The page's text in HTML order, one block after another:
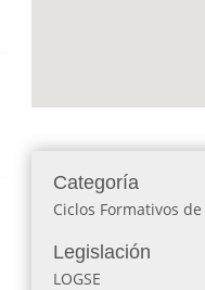
Categoría
Ciclos Formativos
Legislación
LOGSE